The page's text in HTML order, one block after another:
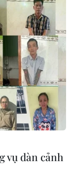
vụ dàn cảnh